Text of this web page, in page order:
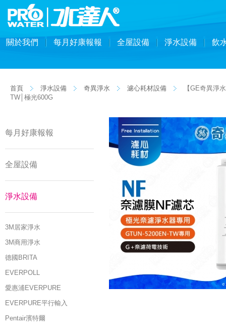
關於我們 每月好康報報 全屋設備 淨水設備 飲
首頁 淨水設備 奇異淨水 濾心耗材設備
【GE奇異淨
TW│極光600G
每月好康報報
全屋設備
淨水設備
3M居家淨水
3M商用淨水
德國BRITA
EVERPOLL
愛惠浦EVERPURE
EVERPURE平行輸入
Pentair濱特爾